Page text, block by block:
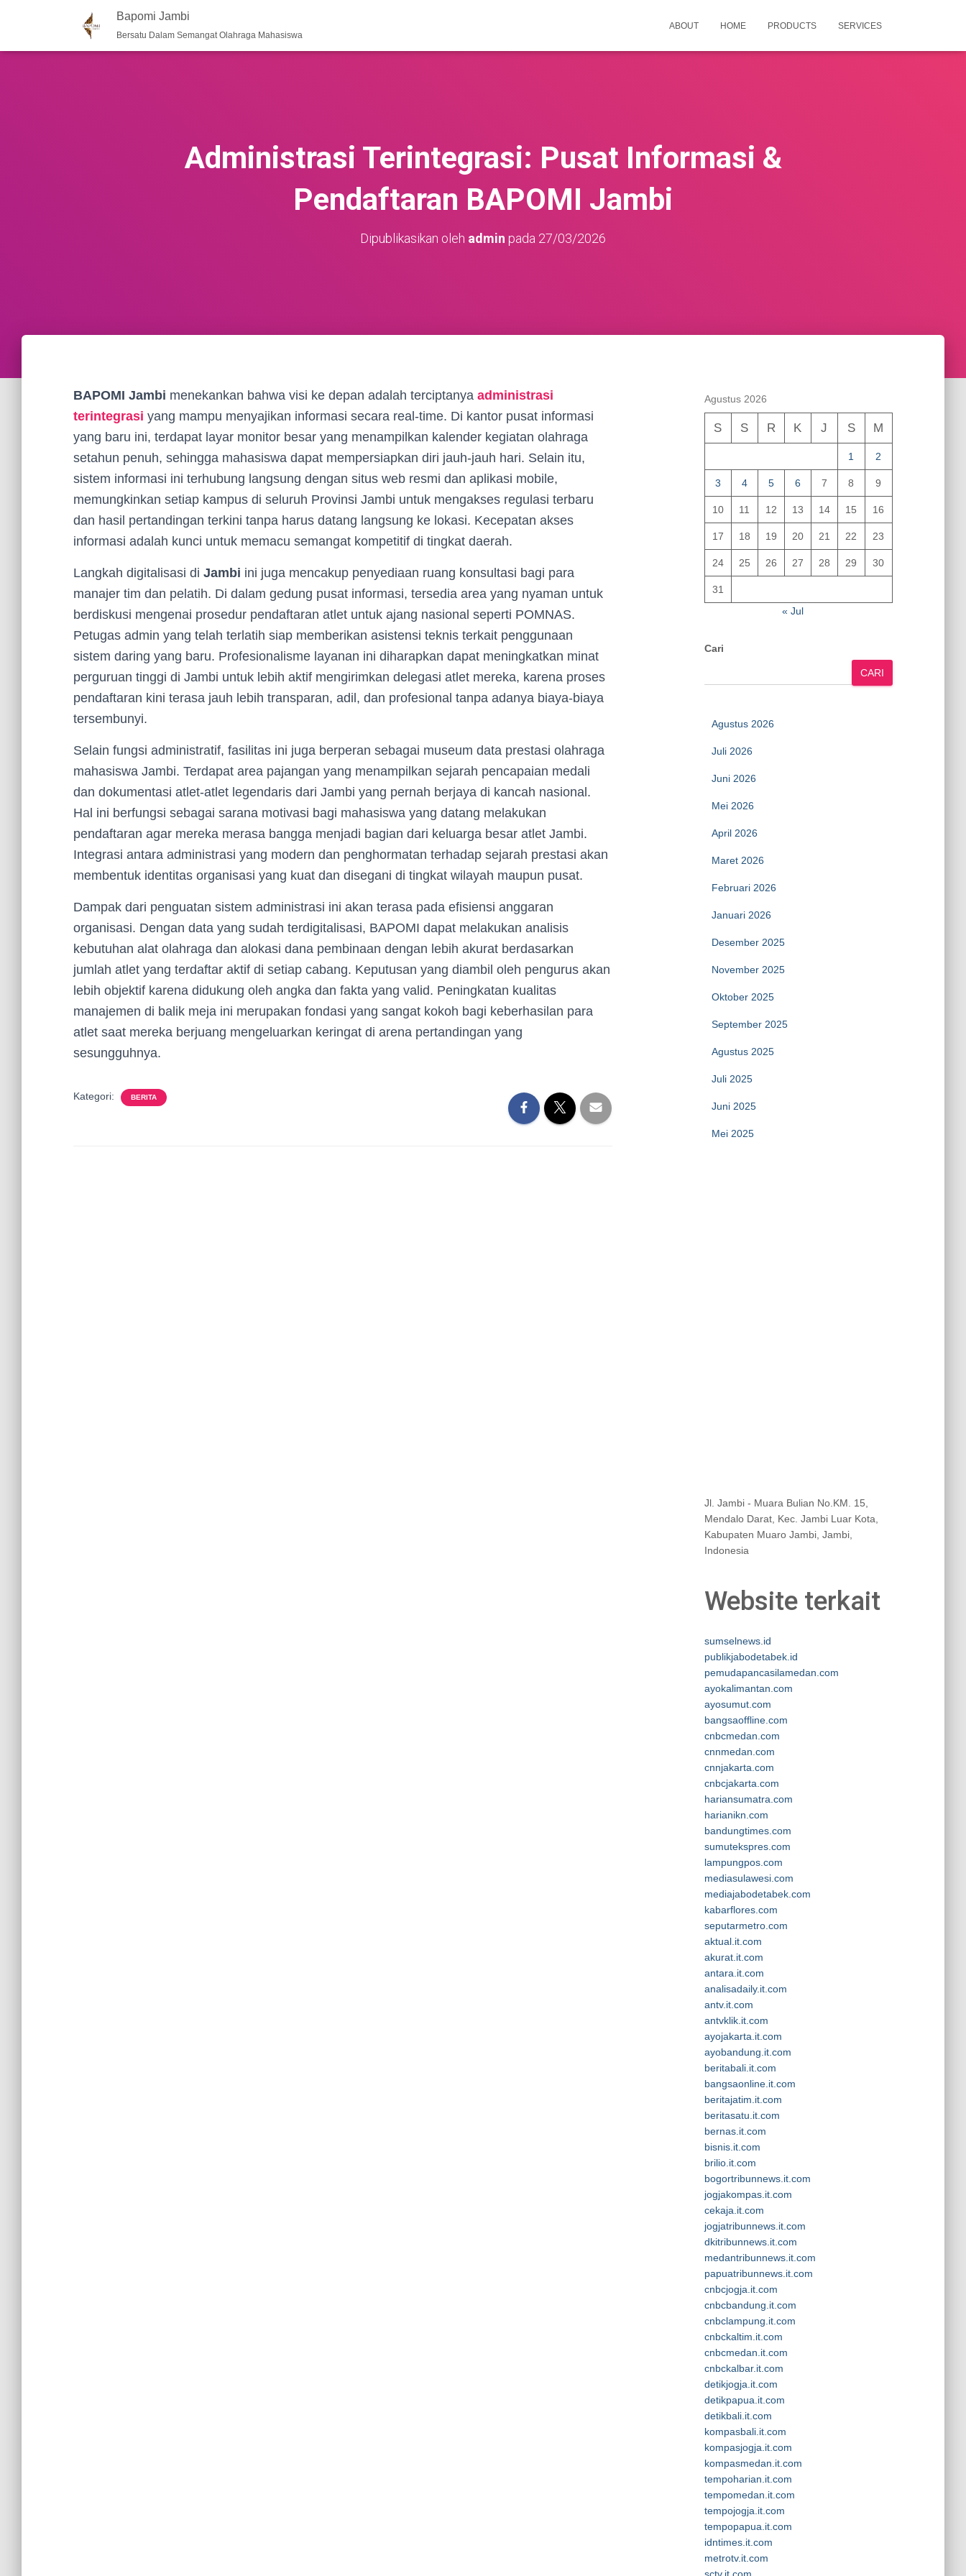
Bapomi Jambi
Bersatu Dalam Semangat Olahraga Mahasiswa
ABOUT HOME PRODUCTS SERVICES
Administrasi Terintegrasi: Pusat Informasi &
Pendaftaran BAPOMI Jambi
Dipublikasikan oleh admin pada 27/03/2026
BAPOMI Jambi menekankan bahwa visi ke depan adalah terciptanya administrasi
terintegrasi yang mampu menyajikan informasi secara real-time. Di kantor pusat informasi
yang baru ini, terdapat layar monitor besar yang menampilkan kalender kegiatan olahraga
setahun penuh, sehingga mahasiswa dapat mempersiapkan diri jauh-jauh hari. Selain itu,
sistem informasi ini terhubung langsung dengan situs web resmi dan aplikasi mobile,
memungkinkan setiap kampus di seluruh Provinsi Jambi untuk mengakses regulasi terbaru
dan hasil pertandingan terkini tanpa harus datang langsung ke lokasi. Kecepatan akses
informasi adalah kunci untuk memacu semangat kompetitif di tingkat daerah.
Langkah digitalisasi di Jambi ini juga mencakup penyediaan ruang konsultasi bagi para
manajer tim dan pelatih. Di dalam gedung pusat informasi, tersedia area yang nyaman untuk
berdiskusi mengenai prosedur pendaftaran atlet untuk ajang nasional seperti POMNAS.
Petugas admin yang telah terlatih siap memberikan asistensi teknis terkait penggunaan
sistem daring yang baru. Profesionalisme layanan ini diharapkan dapat meningkatkan minat
perguruan tinggi di Jambi untuk lebih aktif mengirimkan delegasi atlet mereka, karena proses
pendaftaran kini terasa jauh lebih transparan, adil, dan profesional tanpa adanya biaya-biaya
tersembunyi.
Selain fungsi administratif, fasilitas ini juga berperan sebagai museum data prestasi olahraga
mahasiswa Jambi. Terdapat area pajangan yang menampilkan sejarah pencapaian medali
dan dokumentasi atlet-atlet legendaris dari Jambi yang pernah berjaya di kancah nasional.
Hal ini berfungsi sebagai sarana motivasi bagi mahasiswa yang datang melakukan
pendaftaran agar mereka merasa bangga menjadi bagian dari keluarga besar atlet Jambi.
Integrasi antara administrasi yang modern dan penghormatan terhadap sejarah prestasi akan
membentuk identitas organisasi yang kuat dan disegani di tingkat wilayah maupun pusat.
Dampak dari penguatan sistem administrasi ini akan terasa pada efisiensi anggaran
organisasi. Dengan data yang sudah terdigitalisasi, BAPOMI dapat melakukan analisis
kebutuhan alat olahraga dan alokasi dana pembinaan dengan lebih akurat berdasarkan
jumlah atlet yang terdaftar aktif di setiap cabang. Keputusan yang diambil oleh pengurus akan
lebih objektif karena didukung oleh angka dan fakta yang valid. Peningkatan kualitas
manajemen di balik meja ini merupakan fondasi yang sangat kokoh bagi keberhasilan para
atlet saat mereka berjuang mengeluarkan keringat di arena pertandingan yang
sesungguhnya.
Kategori: BERITA
Agustus 2026
S S R K J S M
1 2
3 4 5 6 7 8 9
10 11 12 13 14 15 16
17 18 19 20 21 22 23
24 25 26 27 28 29 30
31
« Jul
Cari
CARI
Agustus 2026
Juli 2026
Juni 2026
Mei 2026
April 2026
Maret 2026
Februari 2026
Januari 2026
Desember 2025
November 2025
Oktober 2025
September 2025
Agustus 2025
Juli 2025
Juni 2025
Mei 2025
Jl. Jambi - Muara Bulian No.KM. 15,
Mendalo Darat, Kec. Jambi Luar Kota,
Kabupaten Muaro Jambi, Jambi,
Indonesia
Website terkait
sumselnews.id
publikjabodetabek.id
pemudapancasilamedan.com
ayokalimantan.com
ayosumut.com
bangsaoffline.com
cnbcmedan.com
cnnmedan.com
cnnjakarta.com
cnbcjakarta.com
hariansumatra.com
harianikn.com
bandungtimes.com
sumutekspres.com
lampungpos.com
mediasulawesi.com
mediajabodetabek.com
kabarflores.com
seputarmetro.com
aktual.it.com
akurat.it.com
antara.it.com
analisadaily.it.com
antv.it.com
antvklik.it.com
ayojakarta.it.com
ayobandung.it.com
beritabali.it.com
bangsaonline.it.com
beritajatim.it.com
beritasatu.it.com
bernas.it.com
bisnis.it.com
brilio.it.com
bogortribunnews.it.com
jogjakompas.it.com
cekaja.it.com
jogjatribunnews.it.com
dkitribunnews.it.com
medantribunnews.it.com
papuatribunnews.it.com
cnbcjogja.it.com
cnbcbandung.it.com
cnbclampung.it.com
cnbckaltim.it.com
cnbcmedan.it.com
cnbckalbar.it.com
detikjogja.it.com
detikpapua.it.com
detikbali.it.com
kompasbali.it.com
kompasjogja.it.com
kompasmedan.it.com
tempoharian.it.com
tempomedan.it.com
tempojogja.it.com
tempopapua.it.com
idntimes.it.com
metrotv.it.com